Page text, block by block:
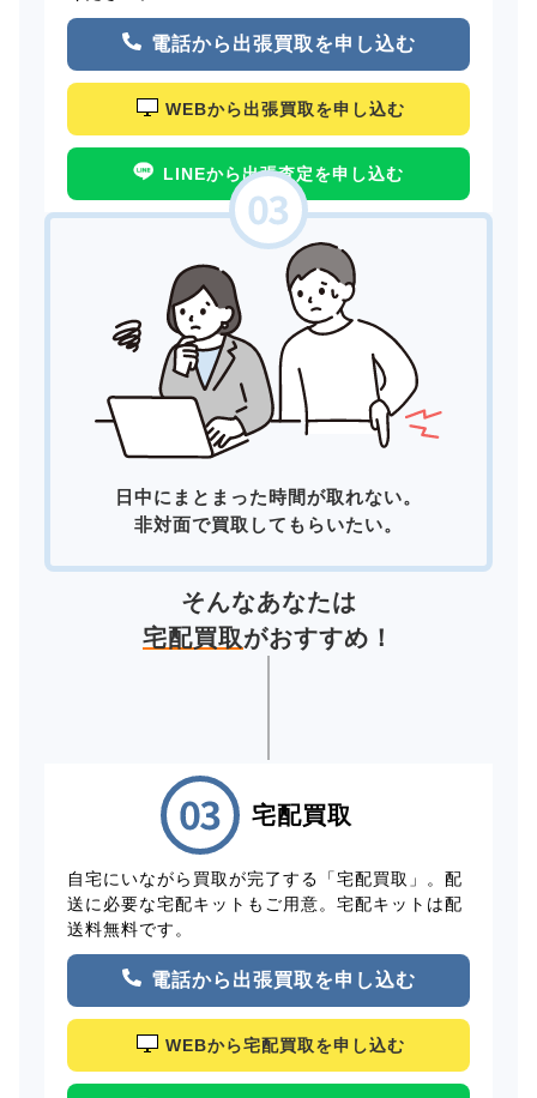
電話から出張買取を申し込む
WEBから出張買取を申し込む
LINEから出張査定を申し込む
日中にまとまった時間が取れない。
非対面で買取してもらいたい。
そんなあなたは
宅配買取がおすすめ！
宅配買取
自宅にいながら買取が完了する「宅配買取」。配
送に必要な宅配キットもご用意。宅配キットは配
送料無料です。
電話から出張買取を申し込む
WEBから宅配買取を申し込む